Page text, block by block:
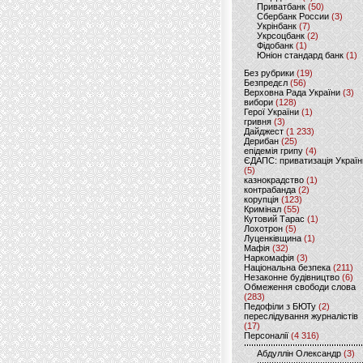
Приватбанк (50)
Сбербанк России (3)
Укрінбанк(7)
Укрсоцбанк (2)
Фідобанк (1)
Юніон стандард банк(1)
Без рубрики (19)
Безпредєл(56)
Верховна Рада України (3)
вибори(128)
Герої України(1)
гривня (3)
Дайджест (1 233)
Дерибан (25)
епідемія грипу (4)
ЄДАПС: приватизація
(5)
казнокрадство (1)
контрабанда (2)
корупція (123)
Кримінал (55)
Кутовий Тарас (1)
Лохотрон(5)
Луценківщина (1)
Мафія (32)
Наркомафія (3)
Національна безпека (211)
Незаконне будівництво(6)
Обмеження свободи слова
(283)
Педофіли з БЮТу (2)
переслідування журналістів
(17)
Персоналії (4 316)
Абдуллін Олександр (3)